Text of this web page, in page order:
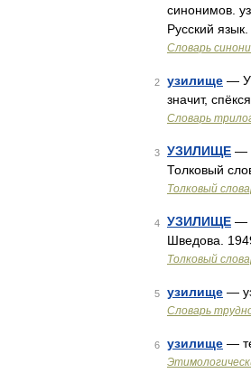
синонимов.
Русский
Словарь
2 узилище —
значит,
Словарь
3 УЗИЛИЩЕ —
Толковый
Толковый
4 УЗИЛИЩЕ —
Шведова.
Толковый
5 узилище —
Словарь
6 узилище —